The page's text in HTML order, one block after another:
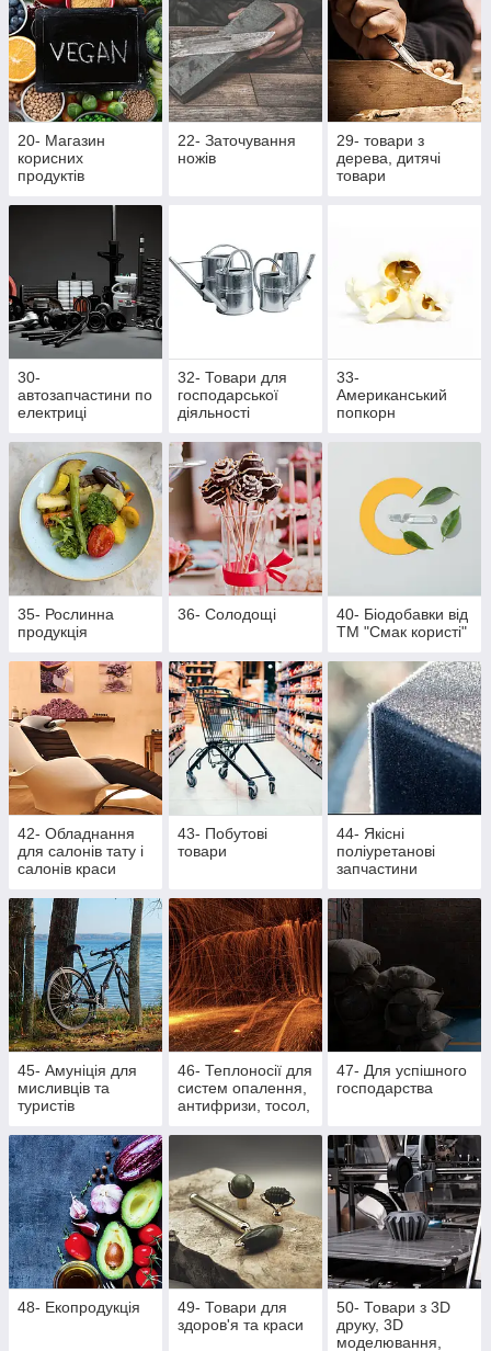
20- Магазин
корисних
продуктів
22- Заточування
ножів
29- товари з
дерева, дитячі
товари
30-
автозапчастини по
електриці
32- Товари для
господарської
діяльності
33-
Американський
попкорн
35- Рослинна
продукція
36- Солодощі
40- Біодобавки від
ТМ "Смак користі"
42- Обладнання
для салонів тату і
салонів краси
43- Побутові
товари
44- Якісні
поліуретанові
запчастини
45- Амуніція для
мисливців та
туристів
46- Теплоносії для
систем опалення,
антифризи, тосол,
багаття, активна
47- Для успішного
господарства
48- Екопродукція
49- Товари для
здоров'я та краси
50- Товари з 3D
друку, 3D
моделювання,